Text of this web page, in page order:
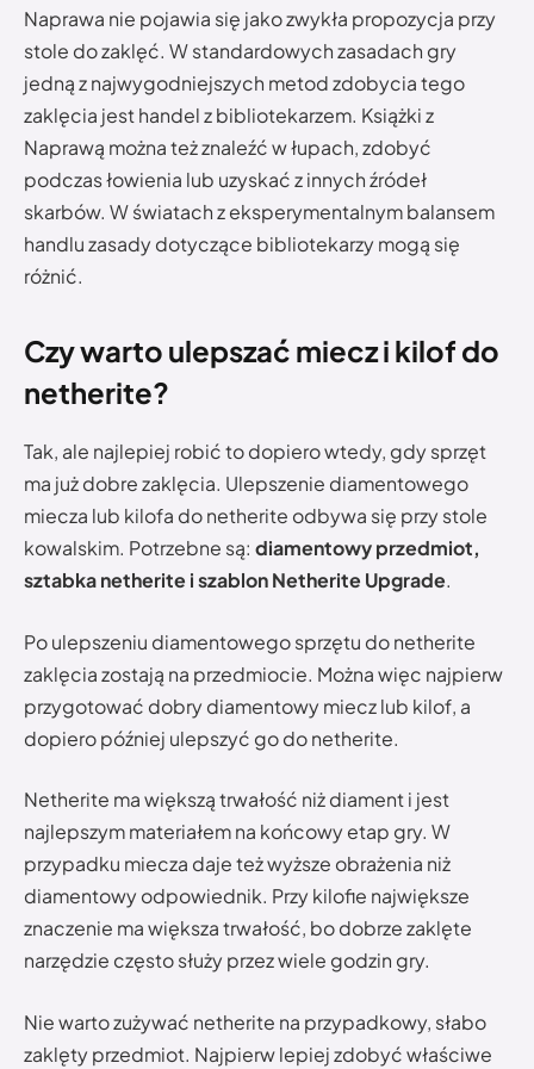
Naprawa nie pojawia się jako zwykła propozycja przy
stole do zaklęć. W standardowych zasadach gry
jedną z najwygodniejszych metod zdobycia tego
zaklęcia jest handel z bibliotekarzem. Książki z
Naprawą można też znaleźć w łupach, zdobyć
podczas łowienia lub uzyskać z innych źródeł
skarbów. W światach z eksperymentalnym balansem
handlu zasady dotyczące bibliotekarzy mogą się
różnić.
Czy warto ulepszać miecz i kilof do
netherite?
Tak, ale najlepiej robić to dopiero wtedy, gdy sprzęt
ma już dobre zaklęcia. Ulepszenie diamentowego
miecza lub kilofa do netherite odbywa się przy stole
kowalskim. Potrzebne są: diamentowy przedmiot,
sztabka netherite i szablon Netherite Upgrade.
Po ulepszeniu diamentowego sprzętu do netherite
zaklęcia zostają na przedmiocie. Można więc najpierw
przygotować dobry diamentowy miecz lub kilof, a
dopiero później ulepszyć go do netherite.
Netherite ma większą trwałość niż diament i jest
najlepszym materiałem na końcowy etap gry. W
przypadku miecza daje też wyższe obrażenia niż
diamentowy odpowiednik. Przy kilofie największe
znaczenie ma większa trwałość, bo dobrze zaklęte
narzędzie często służy przez wiele godzin gry.
Nie warto zużywać netherite na przypadkowy, słabo
zaklęty przedmiot. Najpierw lepiej zdobyć właściwe